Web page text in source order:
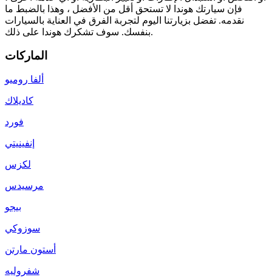
فإن سيارتك هوندا لا تستحق أقل من الأفضل ، وهذا بالضبط ما
نقدمه. تفضل بزيارتنا اليوم لتجربة الفرق في العناية بالسيارات
بنفسك. سوف تشكرك هوندا على ذلك.
الماركات
ألفا روميو
كاديلاك
فورد
إنفينيتي
لكزس
مرسيدس
بيجو
سوزوكي
أستون مارتن
شفروليه